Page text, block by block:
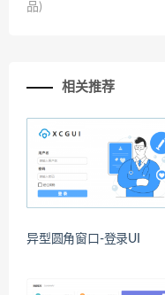
品)
相关推荐
异型圆角窗口-登录UI